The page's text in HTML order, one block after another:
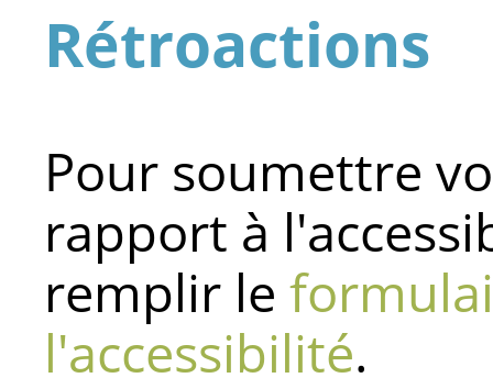
Rétroactions
Pour soumettre
rapport à
remplir le
l'accessibilité.